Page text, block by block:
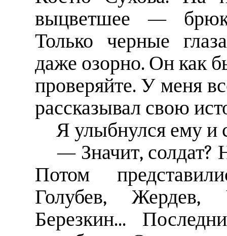
выцветшее —
Только черные
даже озорно. Он как
проверяйте. У меня
рассказывал свою
Я улыбнулся ему и
— Значит,
Потом
Голубев, Жердев,
Березкин...